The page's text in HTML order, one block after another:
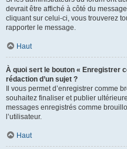
devrait être affiché à côté du
cliquant sur celui-ci, vous trouverez
rapporter le message.
Haut
À quoi sert le bouton « Enregistrer
rédaction d’un sujet ?
Il vous permet d’enregistrer comme
souhaitez finaliser et publier
messages enregistrés comme
l’utilisateur.
Haut